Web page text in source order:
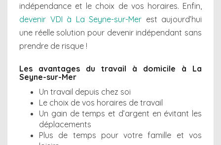
indépendance et le choix de vos horaires. Enfin,
devenir VDI à La Seyne-sur-Mer est aujourd’hui
une réelle solution pour devenir indépendant sans
prendre de risque !
Les avantages du travail à domicile à La
Seyne-sur-Mer
Un travail depuis chez soi
Le choix de vos horaires de travail
Un gain de temps et d’argent en évitant les
déplacements
Plus de temps pour votre famille et vos